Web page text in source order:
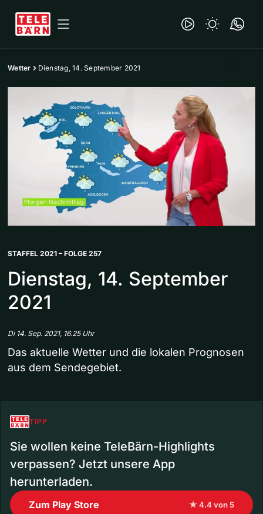
Wetter Dienstag, 14. September 2021
STAFFEL 2021 – FOLGE 257
Dienstag, 14. September
2021
Di 14. Sep. 2021, 16.25 Uhr
Das aktuelle Wetter und die lokalen Prognosen
aus dem Sendegebiet.
TIPP
Sie wollen keine TeleBärn-Highlights
verpassen? Jetzt unsere App
herunterladen.
Zum Play Store ★ 4.4 von 5